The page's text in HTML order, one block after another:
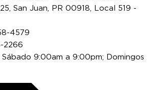
San Juan, PR 00918, Local 519 -
4579
2266
Sábado 9:00am a 9:00pm; Domingos